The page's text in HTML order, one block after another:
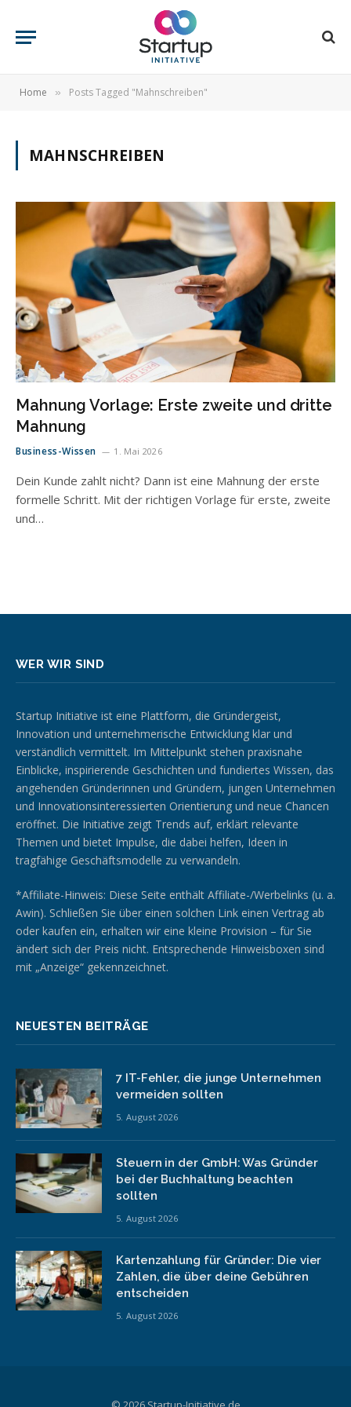
Home » Posts Tagged "Mahnschreiben"
MAHNSCHREIBEN
Mahnung Vorlage: Erste zweite und dritte
Mahnung
Business-Wissen 1. Mai 2026
Dein Kunde zahlt nicht? Dann ist eine Mahnung der erste
formelle Schritt. Mit der richtigen Vorlage für erste, zweite
und…
WER WIR SIND
Startup Initiative ist eine Plattform, die Gründergeist,
Innovation und unternehmerische Entwicklung klar und
verständlich vermittelt. Im Mittelpunkt stehen praxisnahe
Einblicke, inspirierende Geschichten und fundiertes Wissen, das
angehenden Gründerinnen und Gründern, jungen Unternehmen
und Innovationsinteressierten Orientierung und neue Chancen
eröffnet. Die Initiative zeigt Trends auf, erklärt relevante
Themen und bietet Impulse, die dabei helfen, Ideen in
tragfähige Geschäftsmodelle zu verwandeln.
*Affiliate-Hinweis: Diese Seite enthält Affiliate-/Werbelinks (u. a.
Awin). Schließen Sie über einen solchen Link einen Vertrag ab
oder kaufen ein, erhalten wir eine kleine Provision – für Sie
ändert sich der Preis nicht. Entsprechende Hinweisboxen sind
mit „Anzeige“ gekennzeichnet.
NEUESTEN BEITRÄGE
7 IT-Fehler, die junge Unternehmen
vermeiden sollten
5. August 2026
Steuern in der GmbH: Was Gründer
bei der Buchhaltung beachten
sollten
5. August 2026
Kartenzahlung für Gründer: Die vier
Zahlen, die über deine Gebühren
entscheiden
5. August 2026